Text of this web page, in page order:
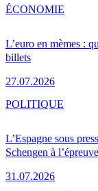
L’euro en mèmes :
billets
27.07.2026
ÉCONOMIE
L’Espagne sous
Schengen à l’épreuve
31.07.2026
POLITIQUE